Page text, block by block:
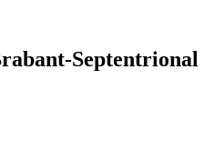
Septentrional